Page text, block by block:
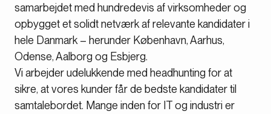
samarbejdet med hundredevis af virksomheder og
opbygget et solidt netværk af relevante kandidater i
hele Danmark – herunder København, Aarhus,
Odense, Aalborg og Esbjerg.
Vi arbejder udelukkende med headhunting for at
sikre, at vores kunder får de bedste kandidater til
samtalebordet. Mange inden for IT og industri er